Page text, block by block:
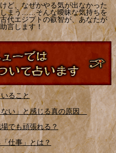
ど、なぜかやる気が出なかった
まう……そんな曖昧な気持ちを
代エジプトの叡智が、あなたが
言します！
ること
ない」と感じる真の原因
でも頑張れる？
仕事」とは？